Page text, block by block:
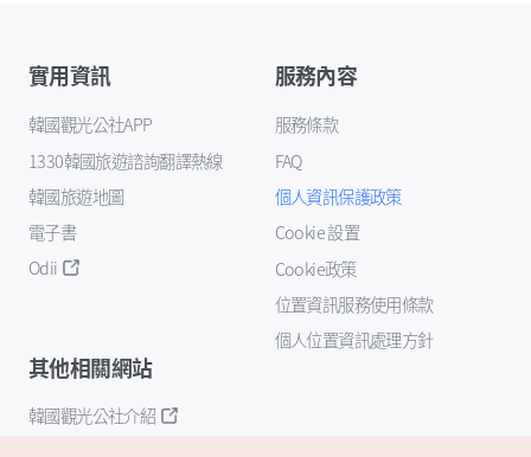
實用資訊
韓國觀光公社APP
1330韓國旅遊諮詢翻譯熱線
韓國旅遊地圖
電子書
Odii
服務內容
服務條款
FAQ
個人資訊保護政策
Cookie 設置
Cookie政策
位置資訊服務使用條款
個人位置資訊處理方針
其他相關網站
韓國觀光公社介紹